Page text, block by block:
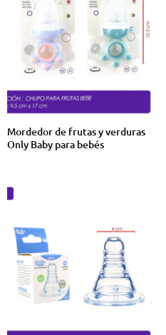
Mordedor de frutas y verduras
Only Baby para bebés